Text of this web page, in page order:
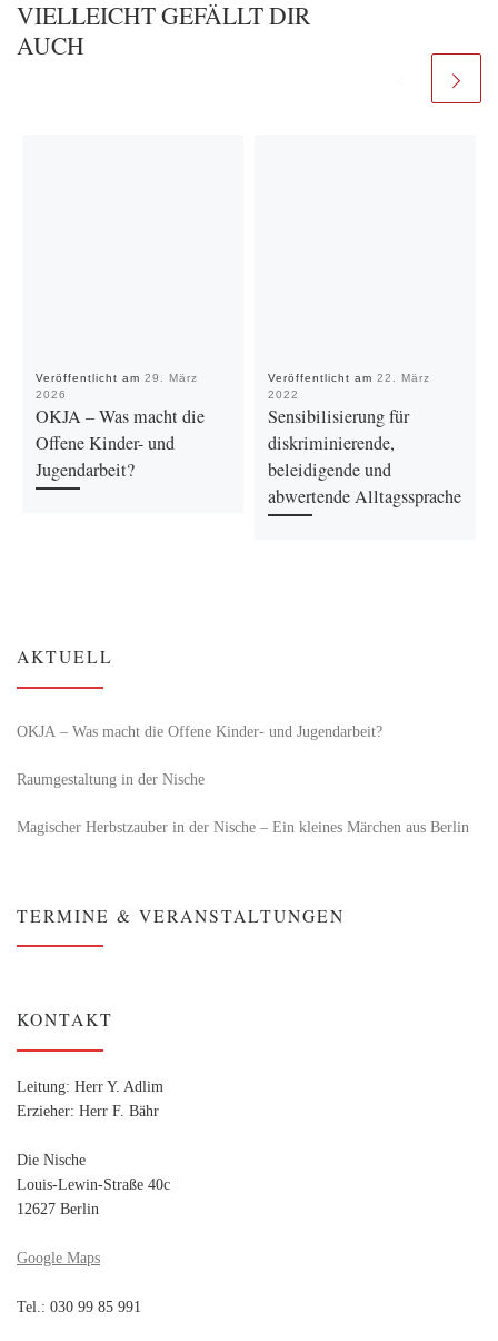
VIELLEICHT GEFÄLLT DIR
AUCH
Veröffentlicht am 29. März
2026
OKJA – Was macht die
Offene Kinder- und
Jugendarbeit?
Veröffentlicht am 22. März
2022
Sensibilisierung für
diskriminierende,
beleidigende und
abwertende Alltagssprache
AKTUELL
OKJA – Was macht die Offene Kinder- und Jugendarbeit?
Raumgestaltung in der Nische
Magischer Herbstzauber in der Nische – Ein kleines Märchen aus Berlin
TERMINE & VERANSTALTUNGEN
KONTAKT
Leitung: Herr Y. Adlim
Erzieher: Herr F. Bähr
Die Nische
Louis-Lewin-Straße 40c
12627 Berlin
Google Maps
Tel.: 030 99 85 991